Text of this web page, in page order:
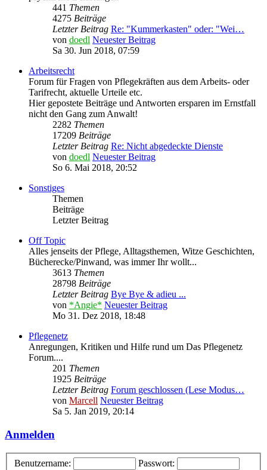
441 Themen
4275 Beiträge
Letzter Beitrag Re: "Kummerkasten" oder: "Wei…
von doedl Neuester Beitrag
Sa 30. Jun 2018, 07:59
Arbeitsrecht
Forum für Fragen von Pflegekräften aus dem Arbeits- oder
Tarifrecht, aktuelle Urteile etc.
Hier gepostete Beiträge und Antworten ersparen im Ernstfall
nicht den Gang zum Anwalt!
2282 Themen
17209 Beiträge
Letzter Beitrag Re: Nicht abgedeckte Dienste
von doedl Neuester Beitrag
So 6. Mai 2018, 20:52
Sonstiges
Themen
Beiträge
Letzter Beitrag
Off Topic
Alles jenseits der Pflege, Alltagsthemen, Witze Geschichten,
Bücherecke/Pinwand, was immer Ihr wollt...
3613 Themen
28798 Beiträge
Letzter Beitrag Bye Bye & adieu ...
von *Angie* Neuester Beitrag
Mo 31. Dez 2018, 18:48
Pflegenetz
Anregungen, Kritiken und Hilfe rund um Das Pflegenetz
Forum....
201 Themen
1925 Beiträge
Letzter Beitrag Forum geschlossen (Lese Modus…
von Marcell Neuester Beitrag
Sa 5. Jan 2019, 20:14
Anmelden
Benutzername:
Passwort: